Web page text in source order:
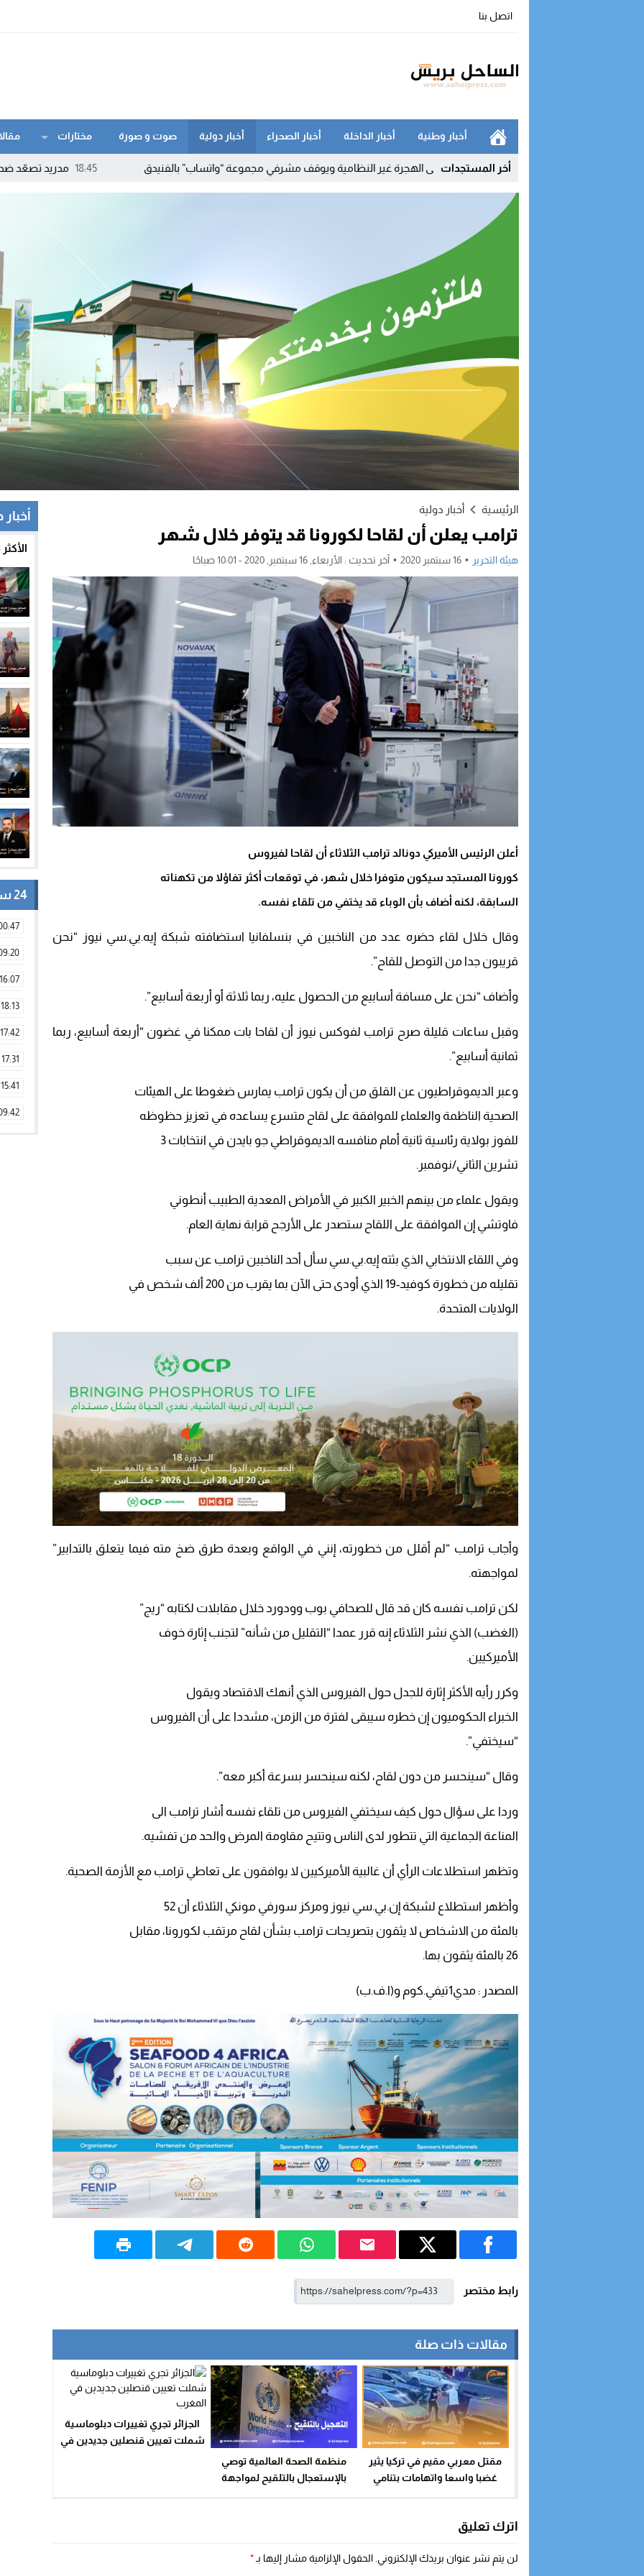
اتصل بنا
أخبار وطنية أخبار الداخلة أخبار الصحراء أخبار دولية صوت و صورة مختارات
أخر المستجدات 18:45 مدريد تصعّد ضد روما.. إسبانيا تهدد شبكة رقمية للتحريض على الهجرة غير النظامية ويوقف مشرفي مجموعة “واتساب” بالفنيدق
الرئيسية أخبار دولية
ترامب يعلن أن لقاحا لكورونا قد يتوفر خلال شهر
هيئة التحرير 16 سبتمبر 2020 آخر تحديث : الأربعاء, 16 سبتمبر, 2020 - 10:01 صباحًا
أعلن الرئيس الأميركي دونالد ترامب الثلاثاء أن لقاحا لفيروس
كورونا المستجد سيكون متوفرا خلال شهر، في توقعات أكثر تفاؤلا من تكهناته
السابقة، لكنه أضاف بأن الوباء قد يختفي من تلقاء نفسه.
وقال خلال لقاء حضره عدد من الناخبين في بنسلفانيا استضافته شبكة إيه.بي.سي نيوز “نحن
قريبون جدا من التوصل للقاح”.
وأضاف “نحن على مسافة أسابيع من الحصول عليه، ربما ثلاثة أو أربعة أسابيع”.
وقبل ساعات قليلة صرح ترامب لفوكس نيوز أن لقاحا بات ممكنا في غضون “أربعة أسابيع، ربما
ثمانية أسابيع”.
وعبر الديموقراطيون عن القلق من أن يكون ترامب يمارس ضغوطا على الهيئات
الصحية الناظمة والعلماء للموافقة على لقاح متسرع يساعده في تعزيز حظوظه
للفوز بولاية رئاسية ثانية أمام منافسه الديموقراطي جو بايدن في انتخابات 3
تشرين الثاني/نوفمبر.
ويقول علماء من بينهم الخبير الكبير في الأمراض المعدية الطبيب أنطوني
فاوتشي إن الموافقة على اللقاح ستصدر على الأرجح قرابة نهاية العام.
وفي اللقاء الانتخابي الذي بثته إيه.بي.سي سأل أحد الناخبين ترامب عن سبب
تقليله من خطورة كوفيد-19 الذي أودى حتى الآن بما يقرب من 200 ألف شخص في
الولايات المتحدة.
وأجاب ترامب “لم أقلل من خطورته، إنني في الواقع وبعدة طرق ضخ مته فيما يتعلق بالتدابير”
لمواجهته.
لكن ترامب نفسه كان قد قال للصحافي بوب وودورد خلال مقابلات لكتابه “ريج”
(الغضب) الذي نشر الثلاثاء إنه قرر عمدا “التقليل من شأنه” لتجنب إثارة خوف
الأميركيين.
وكرر رأيه الأكثر إثارة للجدل حول الفيروس الذي أنهك الاقتصاد ويقول
الخبراء الحكوميون إن خطره سيبقى لفترة من الزمن، مشددا على أن الفيروس
“سيختفي”.
وقال “سينحسر من دون لقاح، لكنه سينحسر بسرعة أكبر معه”.
وردا على سؤال حول كيف سيختفي الفيروس من تلقاء نفسه أشار ترامب الى
المناعة الجماعية التي تتطور لدى الناس وتتيح مقاومة المرض والحد من تفشيه.
وتظهر استطلاعات الرأي أن غالبية الأميركيين لا يوافقون على تعاطي ترامب مع الأزمة الصحية.
وأظهر استطلاع لشبكة إن.بي.سي نيوز ومركز سورفي مونكي الثلاثاء أن 52
بالمئة من الاشخاص لا يثقون بتصريحات ترامب بشأن لقاح مرتقب لكورونا، مقابل
26 بالمئة يثقون بها.
المصدر : مدي1تيفي.كوم و(ا.ف.ب)
رابط مختصر
مقالات ذات صلة
مقتل معربي مقيم في تركيا يثير
غضبا واسعا واتهامات بتنامي
منظمة الصحة العالمية توصي
بالإستعجال بالتلقيح لمواجهة
الجزائر تجري تغييرات دبلوماسية
شملت تعيين قنصلين جديدين في
اترك تعليق
لن يتم نشر عنوان بريدك الإلكتروني. الحقول الإلزامية مشار إليها بـ *
أخبار
24 ساعة
16:07
18:13
17:42
17:31
15:41